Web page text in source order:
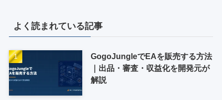
よく読まれている記事
GogoJungleでEAを販売する方法
｜出品・審査・収益化を開発元が
解説